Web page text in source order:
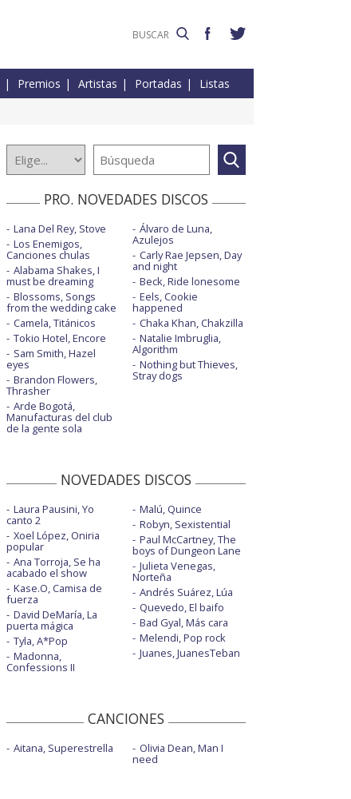
Premios Artistas Portadas Listas
PRO. NOVEDADES DISCOS
Lana Del Rey, Stove
Los Enemigos,
Canciones chulas
Alabama Shakes, I
must be dreaming
Blossoms, Songs
from the wedding cake
Camela, Titánicos
Tokio Hotel, Encore
Sam Smith, Hazel
eyes
Brandon Flowers,
Thrasher
Arde Bogotá,
Manufacturas del club
de la gente sola
Álvaro de Luna,
Azulejos
Carly Rae Jepsen, Day
and night
Beck, Ride lonesome
Eels, Cookie
happened
Chaka Khan, Chakzilla
Natalie Imbruglia,
Algorithm
Nothing but Thieves,
Stray dogs
NOVEDADES DISCOS
Laura Pausini, Yo
canto 2
Xoel López, Oniria
popular
Ana Torroja, Se ha
acabado el show
Kase.O, Camisa de
fuerza
David DeMaría, La
puerta mágica
Tyla, A*Pop
Madonna,
Confessions II
Malú, Quince
Robyn, Sexistential
Paul McCartney, The
boys of Dungeon Lane
Julieta Venegas,
Norteña
Andrés Suárez, Lúa
Quevedo, El baifo
Bad Gyal, Más cara
Melendi, Pop rock
Juanes, JuanesTeban
CANCIONES
Aitana, Superestrella Olivia Dean, Man I
need